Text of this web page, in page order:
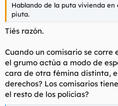
Hablando de la puta vivienda
piuta.
Tiés razón.
Cuando un comisario se
el grumo actúa a modo de
cara de otra fémina distinta,
derechos? Los comisarios
el resto de los policías?